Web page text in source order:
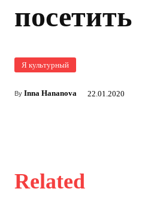
посетить
Я культурный
By Inna Hananova 22.01.2020
Related